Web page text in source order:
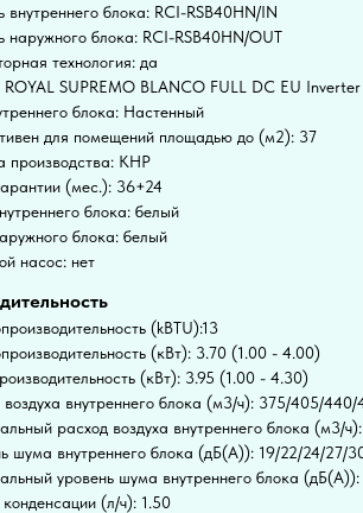
внутреннего блока: RCI-RSB40HN/IN
наружного блока: RCI-RSB40HN/OUT
технология: да
SUPREMO BLANCO FULL DC EU Inverter
блока: Настенный
для помещений площадью до (м2): 37
производства: КНР
(мес.): 36+24
блока: белый
блока: белый
насос: нет
(kBTU):13
(кВт): 3.70 (1.00 - 4.00)
(кВт): 3.95 (1.00 - 4.30)
воздуха внутреннего блока (м3/ч): 375/405/
расход воздуха внутреннего блока (м3/
шума внутреннего блока (дБ(А)): 19/22/24/27/
уровень шума внутреннего блока (дБ(А)):
(л/ч): 1.50